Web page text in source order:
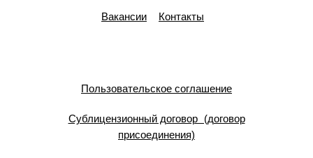
Вакансии
Контакты
Пользовательское соглашение
Сублицензионный договор (договор
присоединения)